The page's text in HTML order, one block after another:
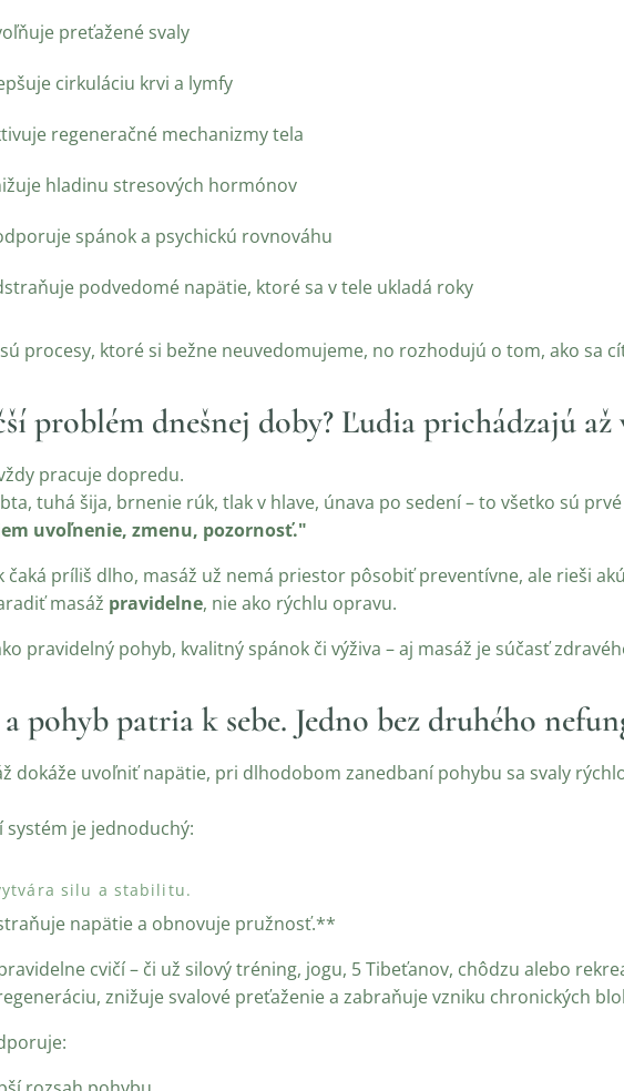
preťažené svaly
cirkuláciu krvi a lymfy
regeneračné mechanizmy tela
hladinu stresových hormónov
spánok a psychickú rovnováhu
podvedomé napätie, ktoré sa v tele ukladá roky
procesy, ktoré si bežne neuvedomujeme, no rozhodujú o tom, ako sa
problém dnešnej doby? Ľudia prichádzajú
pracuje dopredu.
tuhá šija, brnenie rúk, tlak v hlave, únava po sedení – to všetko sú
uvoľnenie, zmenu, pozornosť."
čaká príliš dlho, masáž už nemá priestor pôsobiť preventívne, ale rieši
masáž pravidelne, nie ako rýchlu opravu.
pravidelný pohyb, kvalitný spánok či výživa – aj masáž je súčasť
pohyb patria k sebe. Jedno bez druhého
dokáže uvoľniť napätie, pri dlhodobom zanedbaní pohybu sa svaly
systém je jednoduchý:
silu a stabilitu.
napätie a obnovuje pružnosť.**
cvičí – či už silový tréning, jogu, 5 Tibeťanov, chôdzu alebo
znižuje svalové preťaženie a zabraňuje vzniku chronických